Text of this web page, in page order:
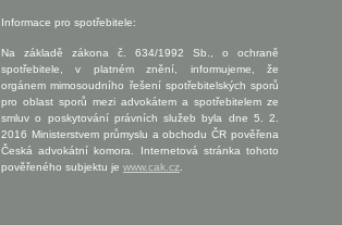
Informace pro spotřebitele:
Na základě zákona č. 634/1992 Sb., o ochraně
spotřebitele, v platném znění, informujeme, že
orgánem mimosoudního řešení spotřebitelských sporů
pro oblast sporů mezi advokátem a spotřebitelem ze
smluv o poskytování právních služeb byla dne 5. 2.
2016 Ministerstvem průmyslu a obchodu ČR pověřena
Česká advokátní komora. Internetová stránka tohoto
pověřeného subjektu je www.cak.cz